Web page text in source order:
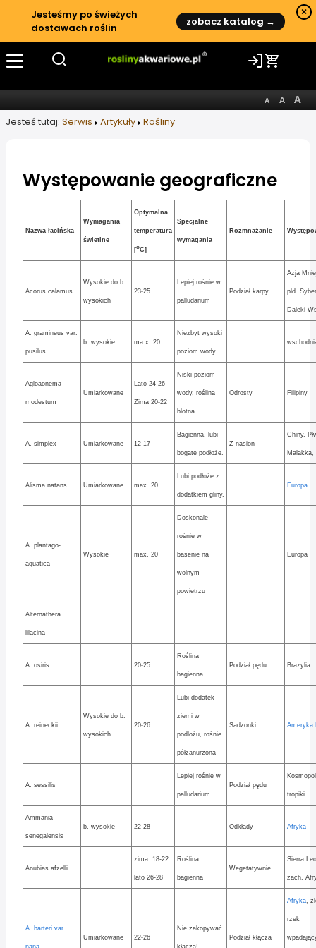
Jesteśmy po świeżych
dostawach roślin
zobacz katalog →
×
Jesteś tutaj: Serwis Artykuły Rośliny
Występowanie geograficzne
Nazwa łacińska
Wymagania
świetlne
Optymalna
temperatura
[oC]
Specjalne
wymagania
Rozmnażanie
Acorus calamus
Wysokie do b.
wysokich
23-25
Lepiej rośnie w
palludarium
Podział karpy
Azja
płd.
Daleki
A. gramineus var.
pusilus
b. wysokie ma x. 20
Niezbyt wysoki
poziom wody.
Agloaonema
modestum
Umiarkowane
Lato 24-26
Zima 20-22
Niski poziom
wody, roślina
błotna.
Odrosty Filipiny
A. simplex Umiarkowane 12-17
Bagienna, lubi
bogate podłoże.
Z nasion
Chiny,
Malakka,
Alisma natans Umiarkowane max. 20
Lubi podłoże z
dodatkiem gliny.
Europa
A. plantago-
aquatica
Wysokie max. 20
Doskonale
rośnie w
basenie na
wolnym
powietrzu
Europa
Alternathera
lilacina
A. osiris 20-25
Roślina
bagienna
Podział pędu Brazylia
A. reineckii
Wysokie do b.
wysokich
20-26
Lubi dodatek
ziemi w
podłożu, rośnie
półzanurzona
Sadzonki Ameryka
A. sessilis
Lepiej rośnie w
palludarium
Podział pędu
tropiki
Ammania
senegalensis
b. wysokie 22-28 Odkłady Afryka
Anubias afzelli
zima: 18-22
lato 26-28
Roślina
bagienna
Wegetatywnie
Sierra
zach.
A. barteri var.
nana
Umiarkowane 22-26
Nie zakopywać
kłącza!
Podział kłącza
Afryka,
rzek